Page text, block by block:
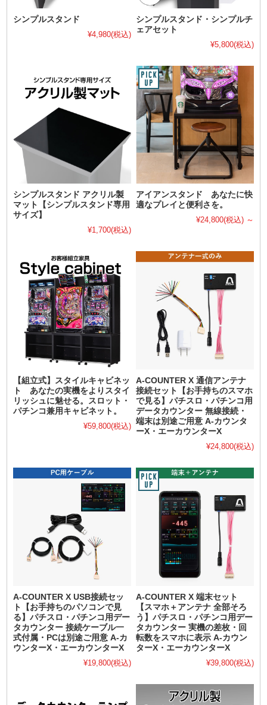
シンプルスタンド
¥4,980(税込)
シンプルスタンド・シンプルチ
ェアセット
¥5,800(税込)
シンプルスタンド アクリル製
マット【シンプルスタンド専用
サイズ】
¥1,700(税込)
アイアンスタンド あなたに快
適なプレイと便利さを。
¥24,800(税込) ～
【組立式】スタイルキャビネッ
ト あなたの実機をよりスタイ
リッシュに魅せる。スロット・
パチンコ兼用キャビネット。
¥59,800(税込)
A-COUNTER X 通信アンテナ
接続セット【お手持ちのスマホ
で見る】パチスロ・パチンコ用
データカウンター 無線接続・
端末は別途ご用意 A-カウンタ
ーX・エーカウンターX
¥24,800(税込)
A-COUNTER X USB接続セッ
ト【お手持ちのパソコンで見
る】パチスロ・パチンコ用デー
タカウンター 接続ケーブル一
式付属・PCは別途ご用意 A-カ
ウンターX・エーカウンターX
¥19,800(税込)
A-COUNTER X 端末セット
【スマホ＋アンテナ 全部そろ
う】パチスロ・パチンコ用デー
タカウンター 実機の差枚・回
転数をスマホに表示 A-カウン
ターX・エーカウンターX
¥39,800(税込)